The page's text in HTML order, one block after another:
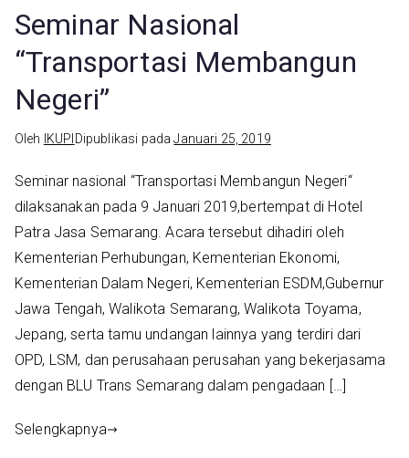
Seminar Nasional
“Transportasi Membangun
Negeri”
Oleh IKUPI Dipublikasi padaJanuari 25, 2019
Seminar nasional “Transportasi Membangun Negeri“
dilaksanakan pada 9 Januari 2019,bertempat di Hotel
Patra Jasa Semarang. Acara tersebut dihadiri oleh
Kementerian Perhubungan, Kementerian Ekonomi,
Kementerian Dalam Negeri, Kementerian ESDM,Gubernur
Jawa Tengah, Walikota Semarang, Walikota Toyama,
Jepang, serta tamu undangan lainnya yang terdiri dari
OPD, LSM, dan perusahaan perusahan yang bekerjasama
dengan BLU Trans Semarang dalam pengadaan […]
Selengkapnya